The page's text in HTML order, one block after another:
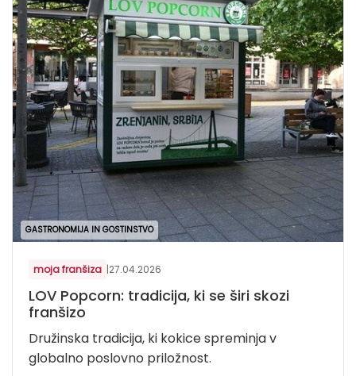
GASTRONOMIJA IN GOSTINSTVO
moja franšiza |27.04.2026
LOV Popcorn: tradicija, ki se širi skozi
franšizo
Družinska tradicija, ki kokice spreminja v
globalno poslovno priložnost.